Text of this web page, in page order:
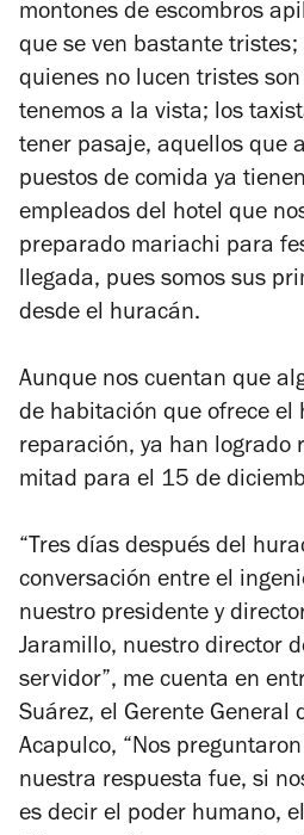
montones de escombros
que se ven bastante tristes;
quienes no lucen tristes
tenemos a la vista; los
tener pasaje, aquellos que
puestos de comida ya
empleados del hotel que
preparado mariachi para
llegada, pues somos sus
desde el huracán.
Aunque nos cuentan que
de habitación que ofrece el
reparación, ya han logrado
mitad para el 15 de
“Tres días después del
conversación entre el
nuestro presidente y
Jaramillo, nuestro director
servidor”, me cuenta en
Suárez, el Gerente General
Acapulco, “Nos
nuestra respuesta fue, si
es decir el poder humano,